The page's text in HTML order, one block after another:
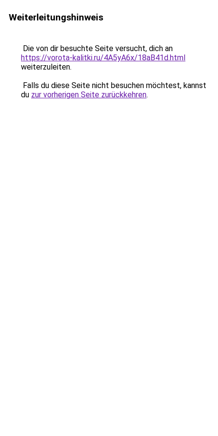
Weiterleitungshinweis
Die von dir besuchte Seite versucht, dich an
https://vorota-kalitki.ru/4A5yA6x/18aB41d.html
weiterzuleiten.
Falls du diese Seite nicht besuchen möchtest, kannst
du zur vorherigen Seite zurückkehren.